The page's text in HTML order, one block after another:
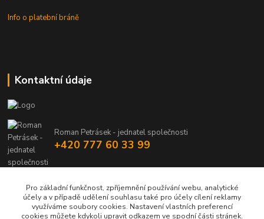
Info o platební bráně
Kontaktní údaje
Roman Petrásek - jednatel společnosti
+420 777 60 33 99
Pro základní funkčnost, zpříjemnění používání webu, analytické
účely a v případě udělení souhlasu také pro účely cílení reklamy
využíváme soubory cookies. Nastavení vlastních preferencí
cookies můžete kdykoli upravit odkazem ve spodní části stránek.